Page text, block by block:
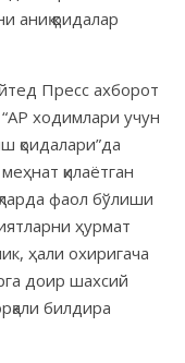
аниқ қоидалар
Пресс ахборот
“АР ходимлари учун
қоидалари”да
қилаётган
фаол бўлиши
ҳурмат
ҳали охиригача
доир шахсий
билдира